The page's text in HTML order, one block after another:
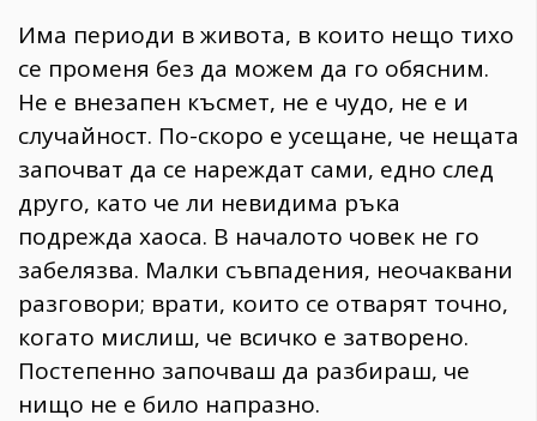
Wellness
1817
ПОСЛЕДВАЙТЕ
НИ
Има периоди в живота, в които нещо тихо
се променя без да можем да го обясним.
Не е внезапен късмет, не е чудо, не е и
случайност. По-скоро е усещане, че нещата
започват да се нареждат сами, едно след
друго, като че ли невидима ръка
подрежда хаоса. В началото човек не го
забелязва. Малки съвпадения, неочаквани
разговори; врати, които се отварят точно,
когато мислиш, че всичко е затворено.
Постепенно започваш да разбираш, че
нищо не е било напразно.